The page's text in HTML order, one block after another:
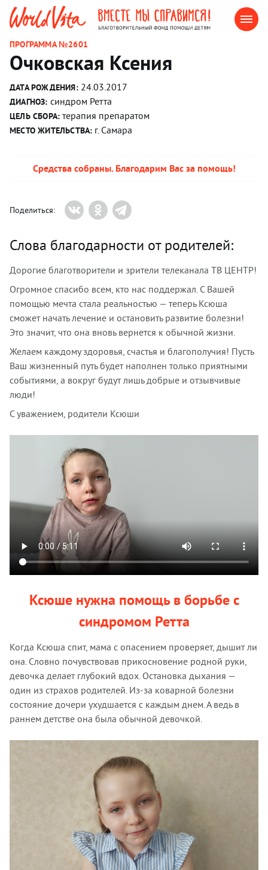
ПРОГРАММА №2601
Очковская Ксения
ДАТА РОЖДЕНИЯ:24.03.2017
ДИАГНОЗ: синдром Ретта
ЦЕЛЬ СБОРА: терапия препаратом
МЕСТО ЖИТЕЛЬСТВА: г. Самара
Средства собраны. Благодарим Вас за помощь!
Поделиться:
Слова благодарности от родителей:
Дорогие благотворители и зрители телеканала ТВ ЦЕНТР!
Огромное спасибо всем, кто нас поддержал. С Вашей
помощью мечта стала реальностью — теперь Ксюша
сможет начать лечение и остановить развитие болезни!
Это значит, что она вновь вернется к обычной жизни.
Желаем каждому здоровья, счастья и благополучия! Пусть
Ваш жизненный путь будет наполнен только приятными
событиями, а вокруг будут лишь добрые и отзывчивые
люди!
С уважением, родители Ксюши
Ксюше нужна помощь в борьбе с
синдромом Ретта
Когда Ксюша спит, мама с опасением проверяет, дышит ли
она. Словно почувствовав прикосновение родной руки,
девочка делает глубокий вдох. Остановка дыхания —
один из страхов родителей. Из-за коварной болезни
состояние дочери ухудшается с каждым днем. А ведь в
раннем детстве она была обычной девочкой.